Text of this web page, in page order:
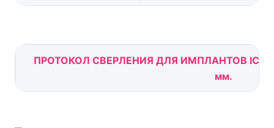
ПРОТОКОЛ СВЕРЛЕНИЯ ДЛЯ ИМПЛАНТОВ ICE -
мм.